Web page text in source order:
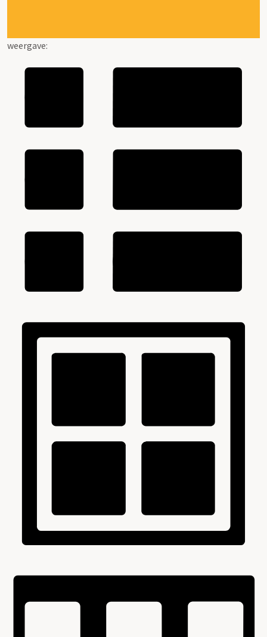
weergave: